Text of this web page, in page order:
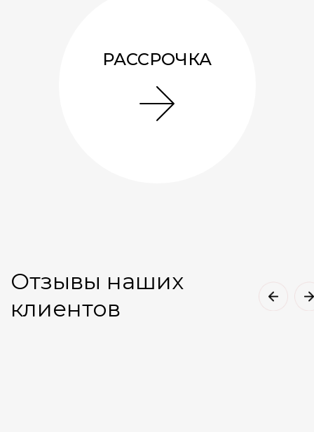
РАССРОЧКА
Отзывы наших
клиентов